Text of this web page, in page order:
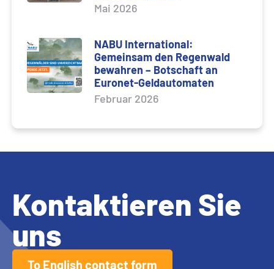
Mai 2026
NABU International:
Gemeinsam den Regenwald
bewahren – Botschaft an
Euronet-Geldautomaten
Februar 2026
Kontaktieren Sie
uns
To English contact form